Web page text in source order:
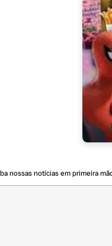
nossas notícias em primeira